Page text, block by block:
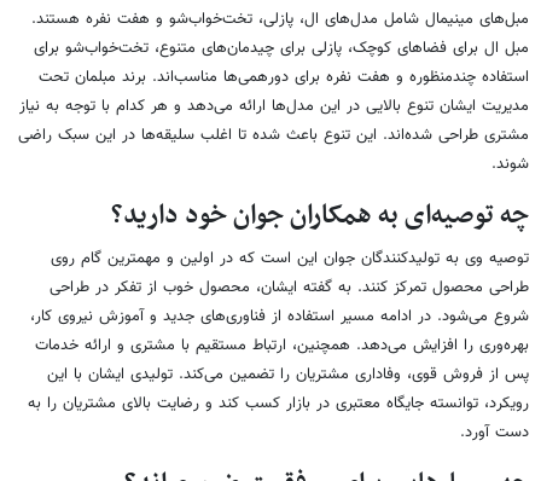
مبل‌های مینیمال شامل مدل‌های ال، پازلی، تخت‌خواب‌شو و هفت نفره هستند.
مبل ال برای فضاهای کوچک، پازلی برای چیدمان‌های متنوع، تخت‌خواب‌شو برای
استفاده چندمنظوره و هفت نفره برای دورهمی‌ها مناسب‌اند. برند مبلمان تحت
مدیریت ایشان تنوع بالایی در این مدل‌ها ارائه می‌دهد و هر کدام با توجه به نیاز
مشتری طراحی شده‌اند. این تنوع باعث شده تا اغلب سلیقه‌ها در این سبک راضی
شوند.
چه توصیه‌ای به همکاران جوان خود دارید؟
توصیه وی به تولیدکنندگان جوان این است که در اولین و مهمترین گام روی
طراحی‌ محصول تمرکز کنند. به گفته ایشان، محصول خوب از تفکر در طراحی
شروع می‌شود. در ادامه مسیر استفاده از فناوری‌های جدید و آموزش نیروی کار،
بهره‌وری را افزایش می‌دهد. همچنین، ارتباط مستقیم با مشتری و ارائه خدمات
پس از فروش قوی، وفاداری مشتریان را تضمین می‌کند. تولیدی ایشان با این
رویکرد، توانسته جایگاه معتبری در بازار کسب کند و رضایت بالای مشتریان را به
دست آورد.